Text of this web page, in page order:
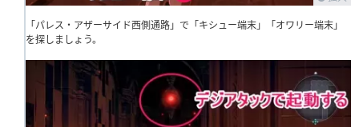
「パレス・アザーサイド西側通路」で「キシュー端末」「オワリー端末」
を探しましょう。